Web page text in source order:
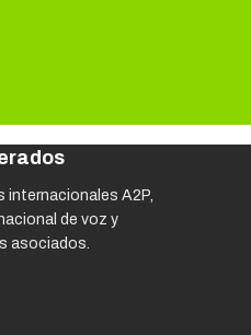
internacionales A2P,
de voz y
asociados.